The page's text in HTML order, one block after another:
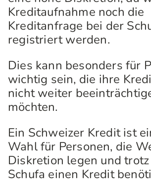
Kreditaufnahme noch die
Kreditanfrage bei der
registriert werden.
Dies kann besonders für
wichtig sein, die ihre
nicht weiter
möchten.
Ein Schweizer Kredit ist
Wahl für Personen, die
Diskretion legen und
Schufa einen Kredit